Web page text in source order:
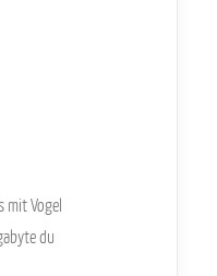
mit Vogel
du